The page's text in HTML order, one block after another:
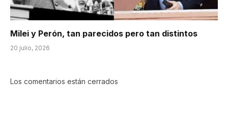
Milei y Perón, tan parecidos pero tan distintos
20 julio, 2026
Los comentarios están cerrados